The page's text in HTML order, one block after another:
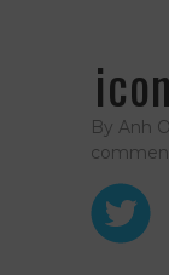
By Anh